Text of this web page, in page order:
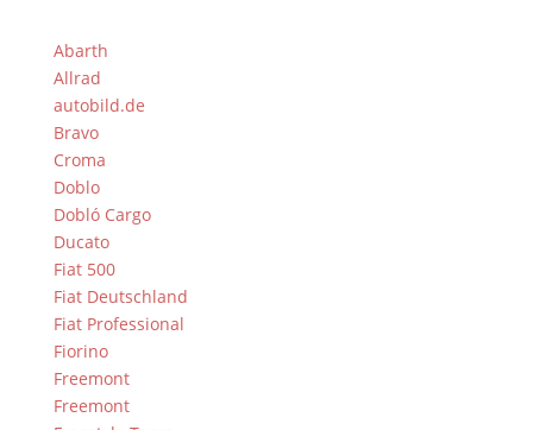
Abarth
Allrad
autobild.de
Bravo
Croma
Doblo
Dobló Cargo
Ducato
Fiat 500
Fiat Deutschland
Fiat Professional
Fiorino
Freemont
Freemont